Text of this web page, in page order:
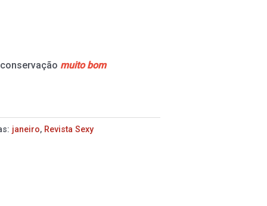
muito bom
janeiro, Revista Sexy